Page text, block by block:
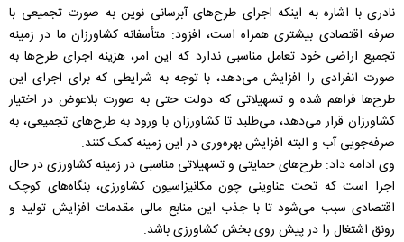
نادری با اشاره به اینکه اجرای طرح‌های آبرسانی نوین به صورت تجمیعی با
صرفه اقتصادی بیشتری همراه است، افزود: متأسفانه کشاورزان ما در زمینه
تجمیع اراضی خود تعامل مناسبی ندارد که این امر، هزینه اجرای طرح‌ها به
صورت انفرادی را افزایش می‌دهد، با توجه به شرایطی که برای اجرای این
طرح‌ها فراهم شده و تسهیلاتی که دولت حتی به صورت بلاعوض در اختیار
کشاورزان قرار می‌دهد، می‌طلبد تا کشاورزان با ورود به طرح‌های تجمیعی، به
صرفه‌جویی آب و البته افزایش بهره‌وری در این زمینه کمک کنند.
وی ادامه داد: طرح‌های حمایتی و تسهیلاتی مناسبی در زمینه کشاورزی در حال
اجرا است که تحت عناوینی چون مکانیزاسیون کشاورزی، بنگاه‌های کوچک
اقتصادی سبب می‌شود تا با جذب این منابع مالی مقدمات افزایش تولید و
رونق اشتغال را در پیش روی بخش کشاورزی باشد.